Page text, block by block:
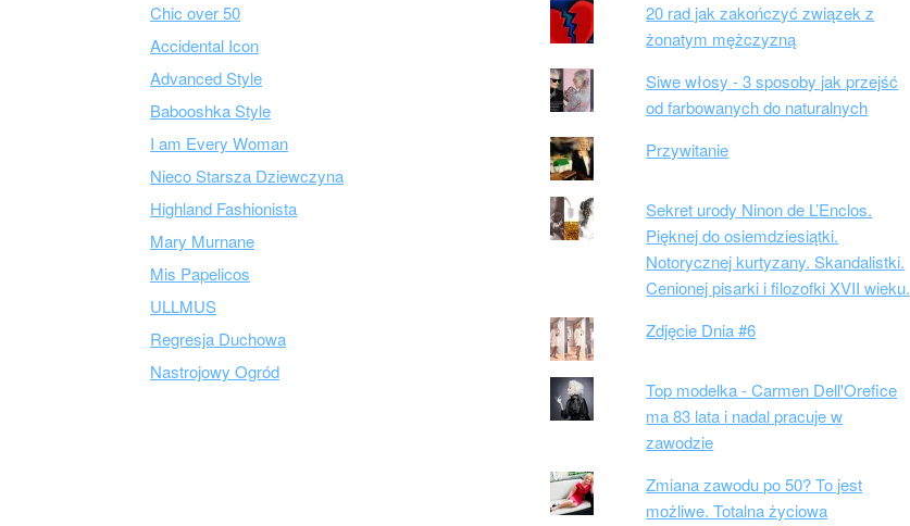
Chic over 50
Accidental Icon
Advanced Style
Babooshka Style
I am Every Woman
Nieco Starsza Dziewczyna
Highland Fashionista
Mary Murnane
Mis Papelicos
ULLMUS
Regresja Duchowa
Nastrojowy Ogród
20 rad jak zakończyć związek z
żonatym mężczyzną
Siwe włosy - 3 sposoby jak przejść
od farbowanych do naturalnych
Przywitanie
Sekret urody Ninon de L’Enclos.
Pięknej do osiemdziesiątki.
Notorycznej kurtyzany. Skandalistki.
Cenionej pisarki i filozofki XVII wieku.
Zdjęcie Dnia #6
Top modelka - Carmen Dell'Orefice
ma 83 lata i nadal pracuje w
zawodzie
Zmiana zawodu po 50? To jest
możliwe. Totalna życiowa